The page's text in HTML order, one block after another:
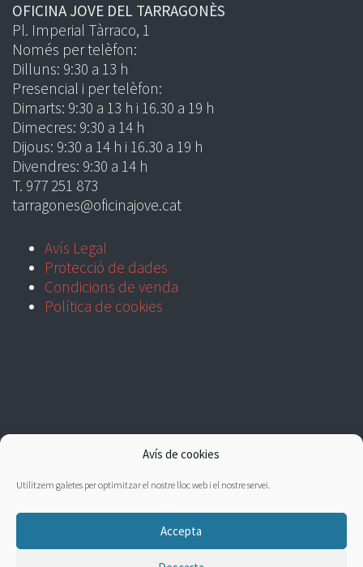
Avís de cookies
Utilitzem galetes per optimitzar el nostre lloc web i el nostre servei.
Accepta
OFICINA JOVE DEL TARRAGONÈS
Pl. Imperial Tàrraco, 1
Només per telèfon:
Dilluns: 9:30 a 13 h
Presencial i per telèfon:
Dimarts: 9:30 a 13 h i 16.30 a 19 h
Dimecres: 9:30 a 14 h
Dijous: 9:30 a 14 h i 16.30 a 19 h
Divendres: 9:30 a 14 h
T. 977 251 873
tarragones@oficinajove.cat
Avís Legal
Protecció de dades
Condicions de venda
Política de cookies